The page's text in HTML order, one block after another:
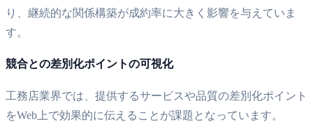
り、継続的な関係構築が成約率に大きく影響を与えていま
す。
競合との差別化ポイントの可視化
工務店業界では、提供するサービスや品質の差別化ポイント
をWeb上で効果的に伝えることが課題となっています。